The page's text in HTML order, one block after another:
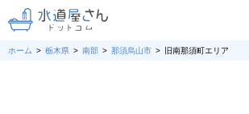
ホーム 栃木県 南部 那須烏山市 旧南那須町エリア